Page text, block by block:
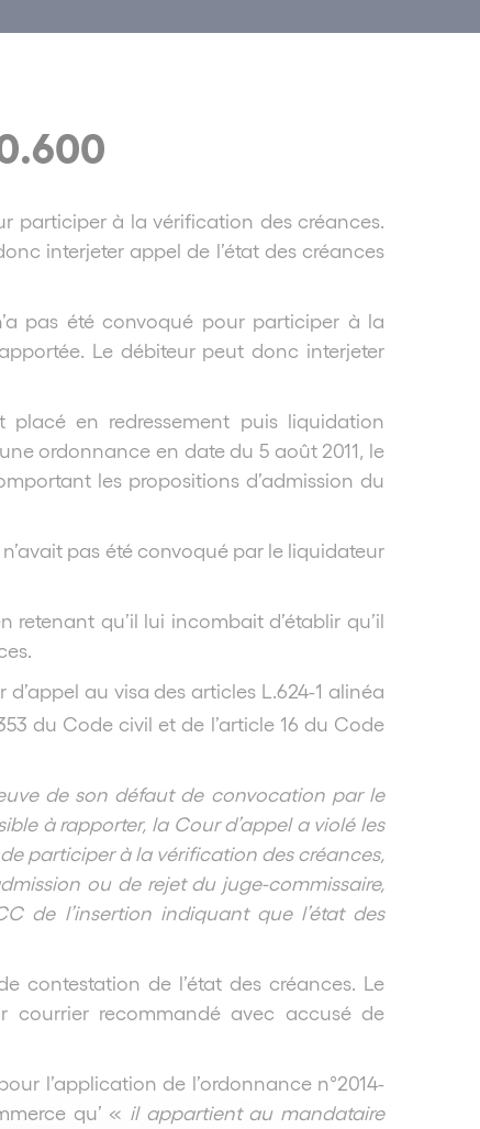
participer à la vérification des créances.
interjeter appel de l’état des créances
pas été convoqué pour participer à la
Le débiteur peut donc interjeter
placé en redressement puis liquidation
ordonnance en date du 5 août 2011, le
les propositions d’admission du
pas été convoqué par le liquidateur
retenant qu’il lui incombait d’établir qu’il
au visa des articles L.624-1 alinéa
du Code civil et de l’article 16 du Code
de son défaut de convocation par le
à rapporter, la Cour d’appel a violé les
participer à la vérification des créances,
ou de rejet du juge-commissaire,
de l’insertion indiquant que l’état des
contestation de l’état des créances. Le
courrier recommandé avec accusé de
l’application de l’ordonnance n°2014-
qu’ « il appartient au mandataire